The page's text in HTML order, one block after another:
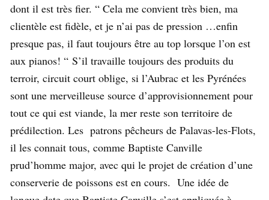
dont il est très fier. “ Cela me convient très bien, ma
clientèle est fidèle, et je n’ai pas de pression …enfin
presque pas, il faut toujours être au top lorsque l’on est
aux pianos! “ S’il travaille toujours des produits du
terroir, circuit court oblige, si l’Aubrac et les Pyrénées
sont une merveilleuse source d’approvisionnement pour
tout ce qui est viande, la mer reste son territoire de
prédilection. Les patrons pêcheurs de Palavas-les-Flots,
il les connait tous, comme Baptiste Canville
prud’homme major, avec qui le projet de création d’une
conserverie de poissons est en cours. Une idée de